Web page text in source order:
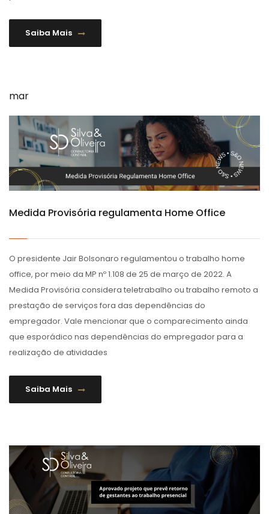
Saiba Mais
mar
Medida Provisória regulamenta Home Office
O presidente Jair Bolsonaro regulamentou o trabalho home
office, por meio da MP nº 1.108 de 25 de março de 2022. A
Medida Provisória considera teletrabalho ou trabalho remoto a
prestação de serviços fora das dependências do
empregador. Vale mencionar que o comparecimento ainda
que esporádico nas dependências do empregador para a
realização de atividades
Saiba Mais